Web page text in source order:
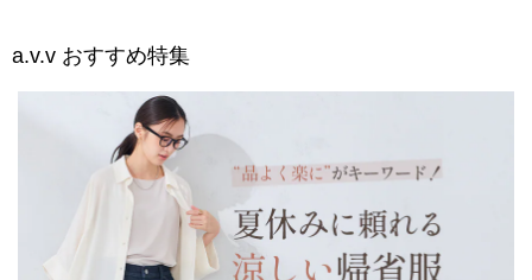
a.v.v おすすめ特集